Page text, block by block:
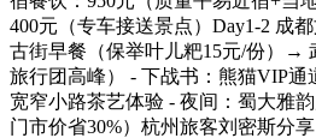
400元（专车接送景点）Day1-2 成
古街早餐（保举叶儿粑15元/份）→
旅行团高峰） - 下战书：熊猫VIP
宽窄小路茶艺体验 - 夜间：蜀大雅
门市价省30%）杭州旅客刘密斯分